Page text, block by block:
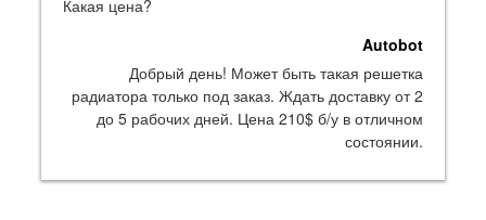
Какая цена?
Autobot
Добрый день! Может быть такая решетка
радиатора только под заказ. Ждать доставку от 2
до 5 рабочих дней. Цена 210$ б/у в отличном
состоянии.